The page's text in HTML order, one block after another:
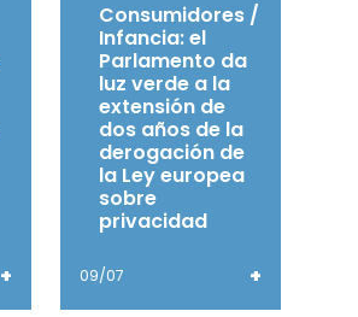
+
Consumidores /
Infancia: el
Parlamento da
luz verde a la
extensión de
dos años de la
derogación de
la Ley europea
sobre
privacidad
09/07 +